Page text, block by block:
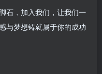
石，加入我们，让我们一
与梦想铸就属于你的成功